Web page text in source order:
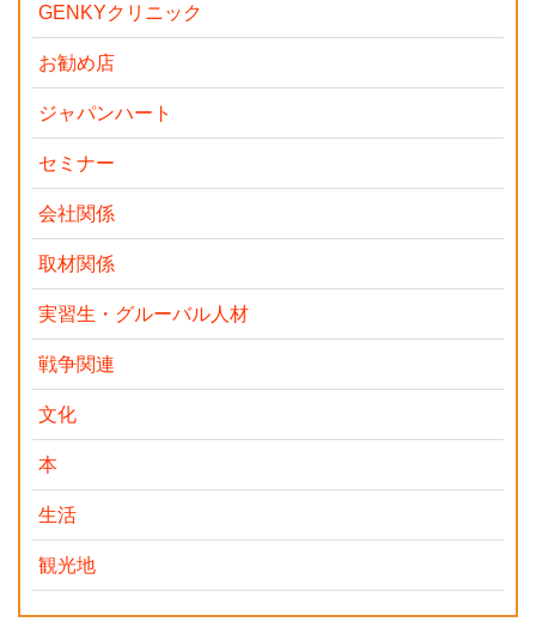
GENKYクリニック
お勧め店
ジャパンハート
セミナー
会社関係
取材関係
実習生・グルーバル人材
戦争関連
文化
本
生活
観光地